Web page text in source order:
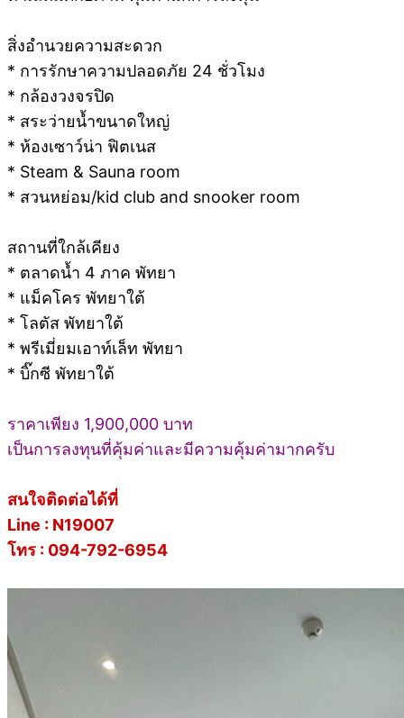
สิ่งอำนวยความสะดวก
* การรักษาความปลอดภัย 24 ชั่วโมง
* กล้องวงจรปิด
* สระว่ายน้ำขนาดใหญ่
* ห้องเซาว์น่า ฟิตเนส
* Steam & Sauna room
* สวนหย่อม/kid club and snooker room
สถานที่ใกล้เคียง
* ตลาดน้ำ 4 ภาค พัทยา
* แม็คโคร พัทยาใต้
* โลตัส พัทยาใต้
* พรีเมี่ยมเอาท์เล็ท พัทยา
* บิ๊กซี พัทยาใต้
ราคาเพียง 1,900,000 บาท
เป็นการลงทุนที่คุ้มค่าและมีความคุ้มค่ามากครับ
สนใจติดต่อได้ที่
Line : N19007
โทร : 094-792-6954